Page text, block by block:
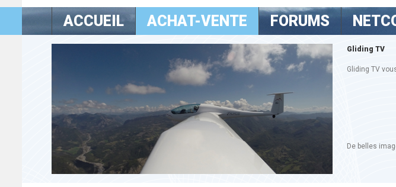
ACCUEIL ACHAT-VENTE FORUMS
Gliding TV
Gliding TV
De belles